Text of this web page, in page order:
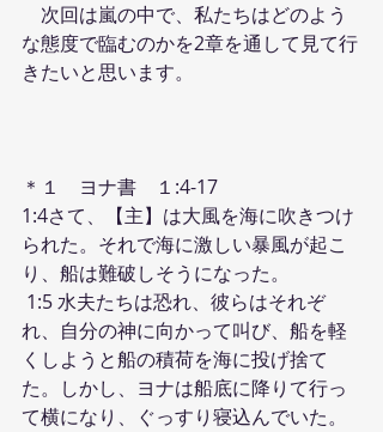
次回は嵐の中で、私たちはどのよう
な態度で臨むのかを2章を通して見て行
きたいと思います。
＊１　ヨナ書　１:4-17
1:4さて、【主】は大風を海に吹きつけ
られた。それで海に激しい暴風が起こ
り、船は難破しそうになった。
れ、自分の神に向かって叫び、船を軽
くしようと船の積荷を海に投げ捨て
た。しかし、ヨナは船底に降りて行っ
て横になり、ぐっすり寝込んでいた。